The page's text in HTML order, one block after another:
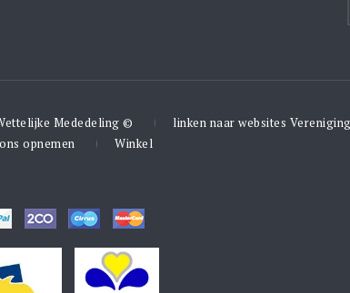
Mededeling © linken naar websites
opnemen
Winkel